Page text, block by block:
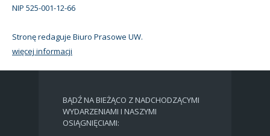
NIP 525-001-12-66
Stronę redaguje Biuro Prasowe UW.
więcej informacji
BĄDŹ NA BIEŻĄCO Z NADCHODZĄCYMI
WYDARZENIAMI I NASZYMI
OSIĄGNIĘCIAMI: